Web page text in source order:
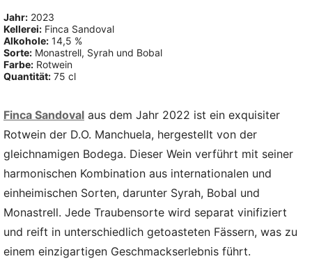
Jahr: 2023
Kellerei: Finca Sandoval
Alkohole: 14,5 %
Sorte: Monastrell, Syrah und Bobal
Farbe: Rotwein
Quantität: 75 cl
Finca Sandoval aus dem Jahr 2022 ist ein exquisiter
Rotwein der D.O. Manchuela, hergestellt von der
gleichnamigen Bodega. Dieser Wein verführt mit seiner
harmonischen Kombination aus internationalen und
einheimischen Sorten, darunter Syrah, Bobal und
Monastrell. Jede Traubensorte wird separat vinifiziert
und reift in unterschiedlich getoasteten Fässern, was zu
einem einzigartigen Geschmackserlebnis führt.